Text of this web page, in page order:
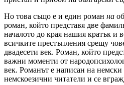
Но това също е и един роман на
роман, който представя две
началото до края нашия кратък и
всичките престъпления срещу
двадесети век. Роман, който
важни моменти от
век. Романът е написан на немски
немскоезични читатели и се